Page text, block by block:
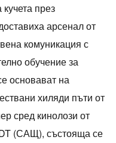
през
арсенал от
комуникация с
обучение за
основават на
хиляди пъти от
сред кинолози от
(САЩ), състояща се